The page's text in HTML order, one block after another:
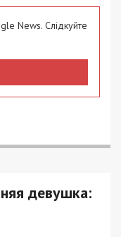
News. Слідкуйте
девушка: